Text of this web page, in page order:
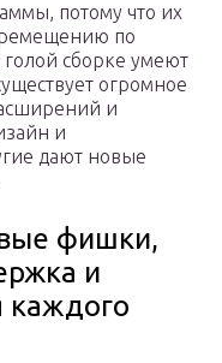
потому что их
по
сборке умеют
огромное
и
и
дают новые
фишки,
и
каждого